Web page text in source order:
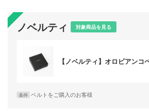
ノベルティ 対象商品を見る
【ノベルティ】オロビアンコ
条件 ベルトをご購入のお客様